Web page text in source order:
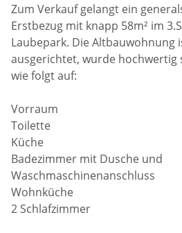
Zum Verkauf gelangt ein
Erstbezug mit knapp 58m² im
Laubepark. Die Altbauwohnung
ausgerichtet, wurde hochwertig
wie folgt auf:
Vorraum
Toilette
Küche
Badezimmer mit Dusche und
Waschmaschinenanschluss
Wohnküche
2 Schlafzimmer